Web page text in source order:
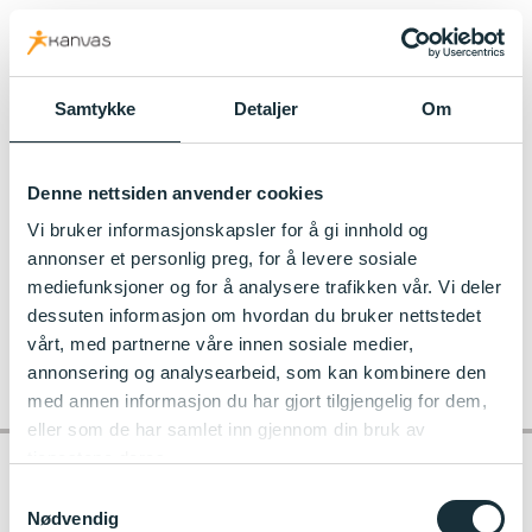
Samtykke Detaljer Om
Denne nettsiden anvender cookies
Vi bruker informasjonskapsler for å gi innhold og
annonser et personlig preg, for å levere sosiale
mediefunksjoner og for å analysere trafikken vår. Vi deler
dessuten informasjon om hvordan du bruker nettstedet
vårt, med partnerne våre innen sosiale medier,
annonsering og analysearbeid, som kan kombinere den
med annen informasjon du har gjort tilgjengelig for dem,
eller som de har samlet inn gjennom din bruk av
Nødvendig
kanvas.no
0719_-1_493ef2eb4a94ae5a80e3748043c0a39d